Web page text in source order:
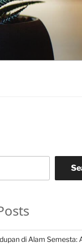
di Alam Semesta: